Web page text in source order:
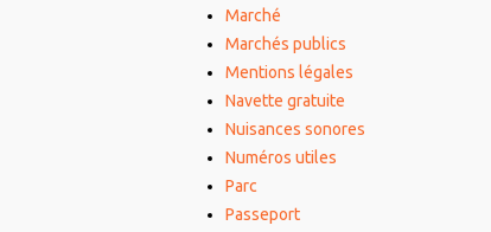
Marché
Marchés publics
Mentions légales
Navette gratuite
Nuisances sonores
Numéros utiles
Parc
Passeport